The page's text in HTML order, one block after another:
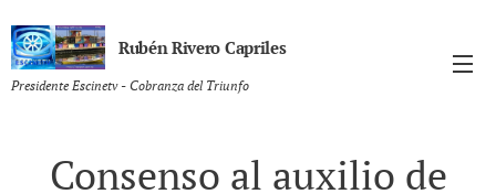
Rubén Rivero Capriles
Presidente Escinetv - Cobranza del Triunfo
Consenso al auxilio de